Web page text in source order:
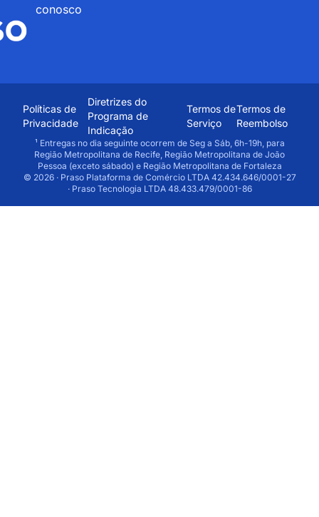
conosco
Políticas de
Privacidade
Diretrizes do
Programa de
Indicação
Termos de
Serviço
Termos de
Reembolso
¹ Entregas no dia seguinte ocorrem de Seg a Sáb, 6h-19h, para
Região Metropolitana de Recife, Região Metropolitana de João
Pessoa (exceto sábado) e Região Metropolitana de Fortaleza
© 2026 · Praso Plataforma de Comércio LTDA 42.434.646/0001-27
· Praso Tecnologia LTDA 48.433.479/0001-86